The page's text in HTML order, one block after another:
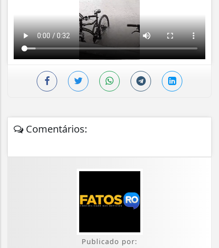
Comentários:
Publicado por: